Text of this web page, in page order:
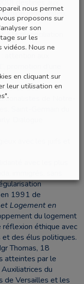
radio, vidéo,
la réconciliation
aux
aux divorcés-
des
de Notre-
Dialogue
avec les juifs et
avec les plus
immigrés, sans
1991 de
Logement en
du logement
réflexion éthique avec
des élus politiques.
Thomas, 18
atteintes par le
du
de Versailles et les
nous permet
proposons sur
son
sur les
vidéos. Nous ne
en cliquant sur
leur utilisation en